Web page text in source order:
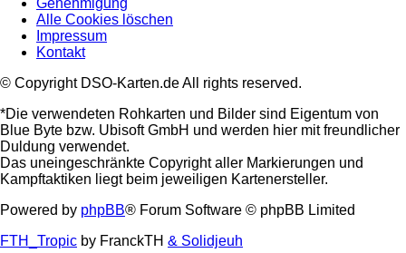
Alle Cookies löschen
Impressum
Kontakt
© Copyright DSO-Karten.de All rights reserved.
*Die verwendeten Rohkarten und Bilder sind Eigentum von
Blue Byte bzw. Ubisoft GmbH und werden hier mit freundlicher
Duldung verwendet.
Das uneingeschränkte Copyright aller Markierungen und
Kampftaktiken liegt beim jeweiligen Kartenersteller.
Powered by phpBB® Forum Software © phpBB Limited
FTH_Tropic by FranckTH & Solidjeuh